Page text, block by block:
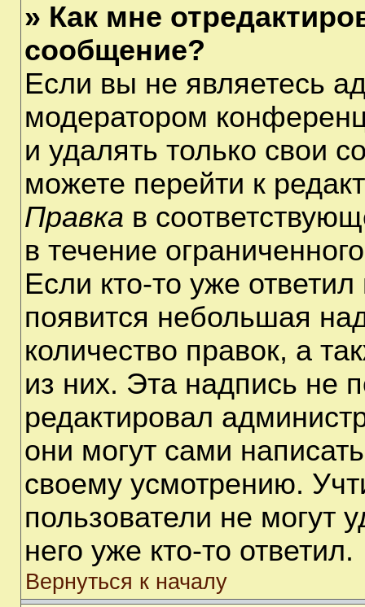
» Как мне
сообщение?
Если вы не являетесь
модератором
и удалять только свои
можете перейти к
Правка в
в течение
Если кто-то уже
появится небольшая
количество правок, а
из них. Эта надпись не
редактировал
они могут сами
своему усмотрению.
пользователи не могут
него уже кто-то ответил.
Вернуться к началу